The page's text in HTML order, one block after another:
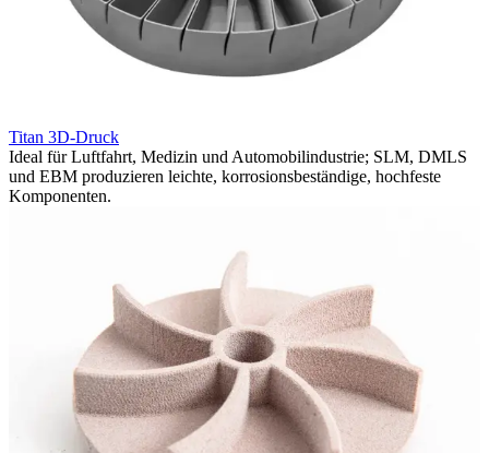
Titan 3D-Druck
Ideal für Luftfahrt, Medizin und Automobilindustrie; SLM, DMLS
und EBM produzieren leichte, korrosionsbeständige, hochfeste
Komponenten.